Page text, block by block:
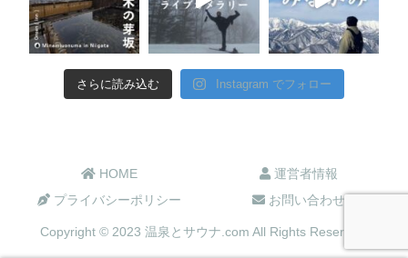
さらに読み込む Instagram でフォロー
HOME
運営者情報
プライバシーポリシー
お問い合わせ
Copyright © 2023 温泉とサウナ.com All Rights Reserved.